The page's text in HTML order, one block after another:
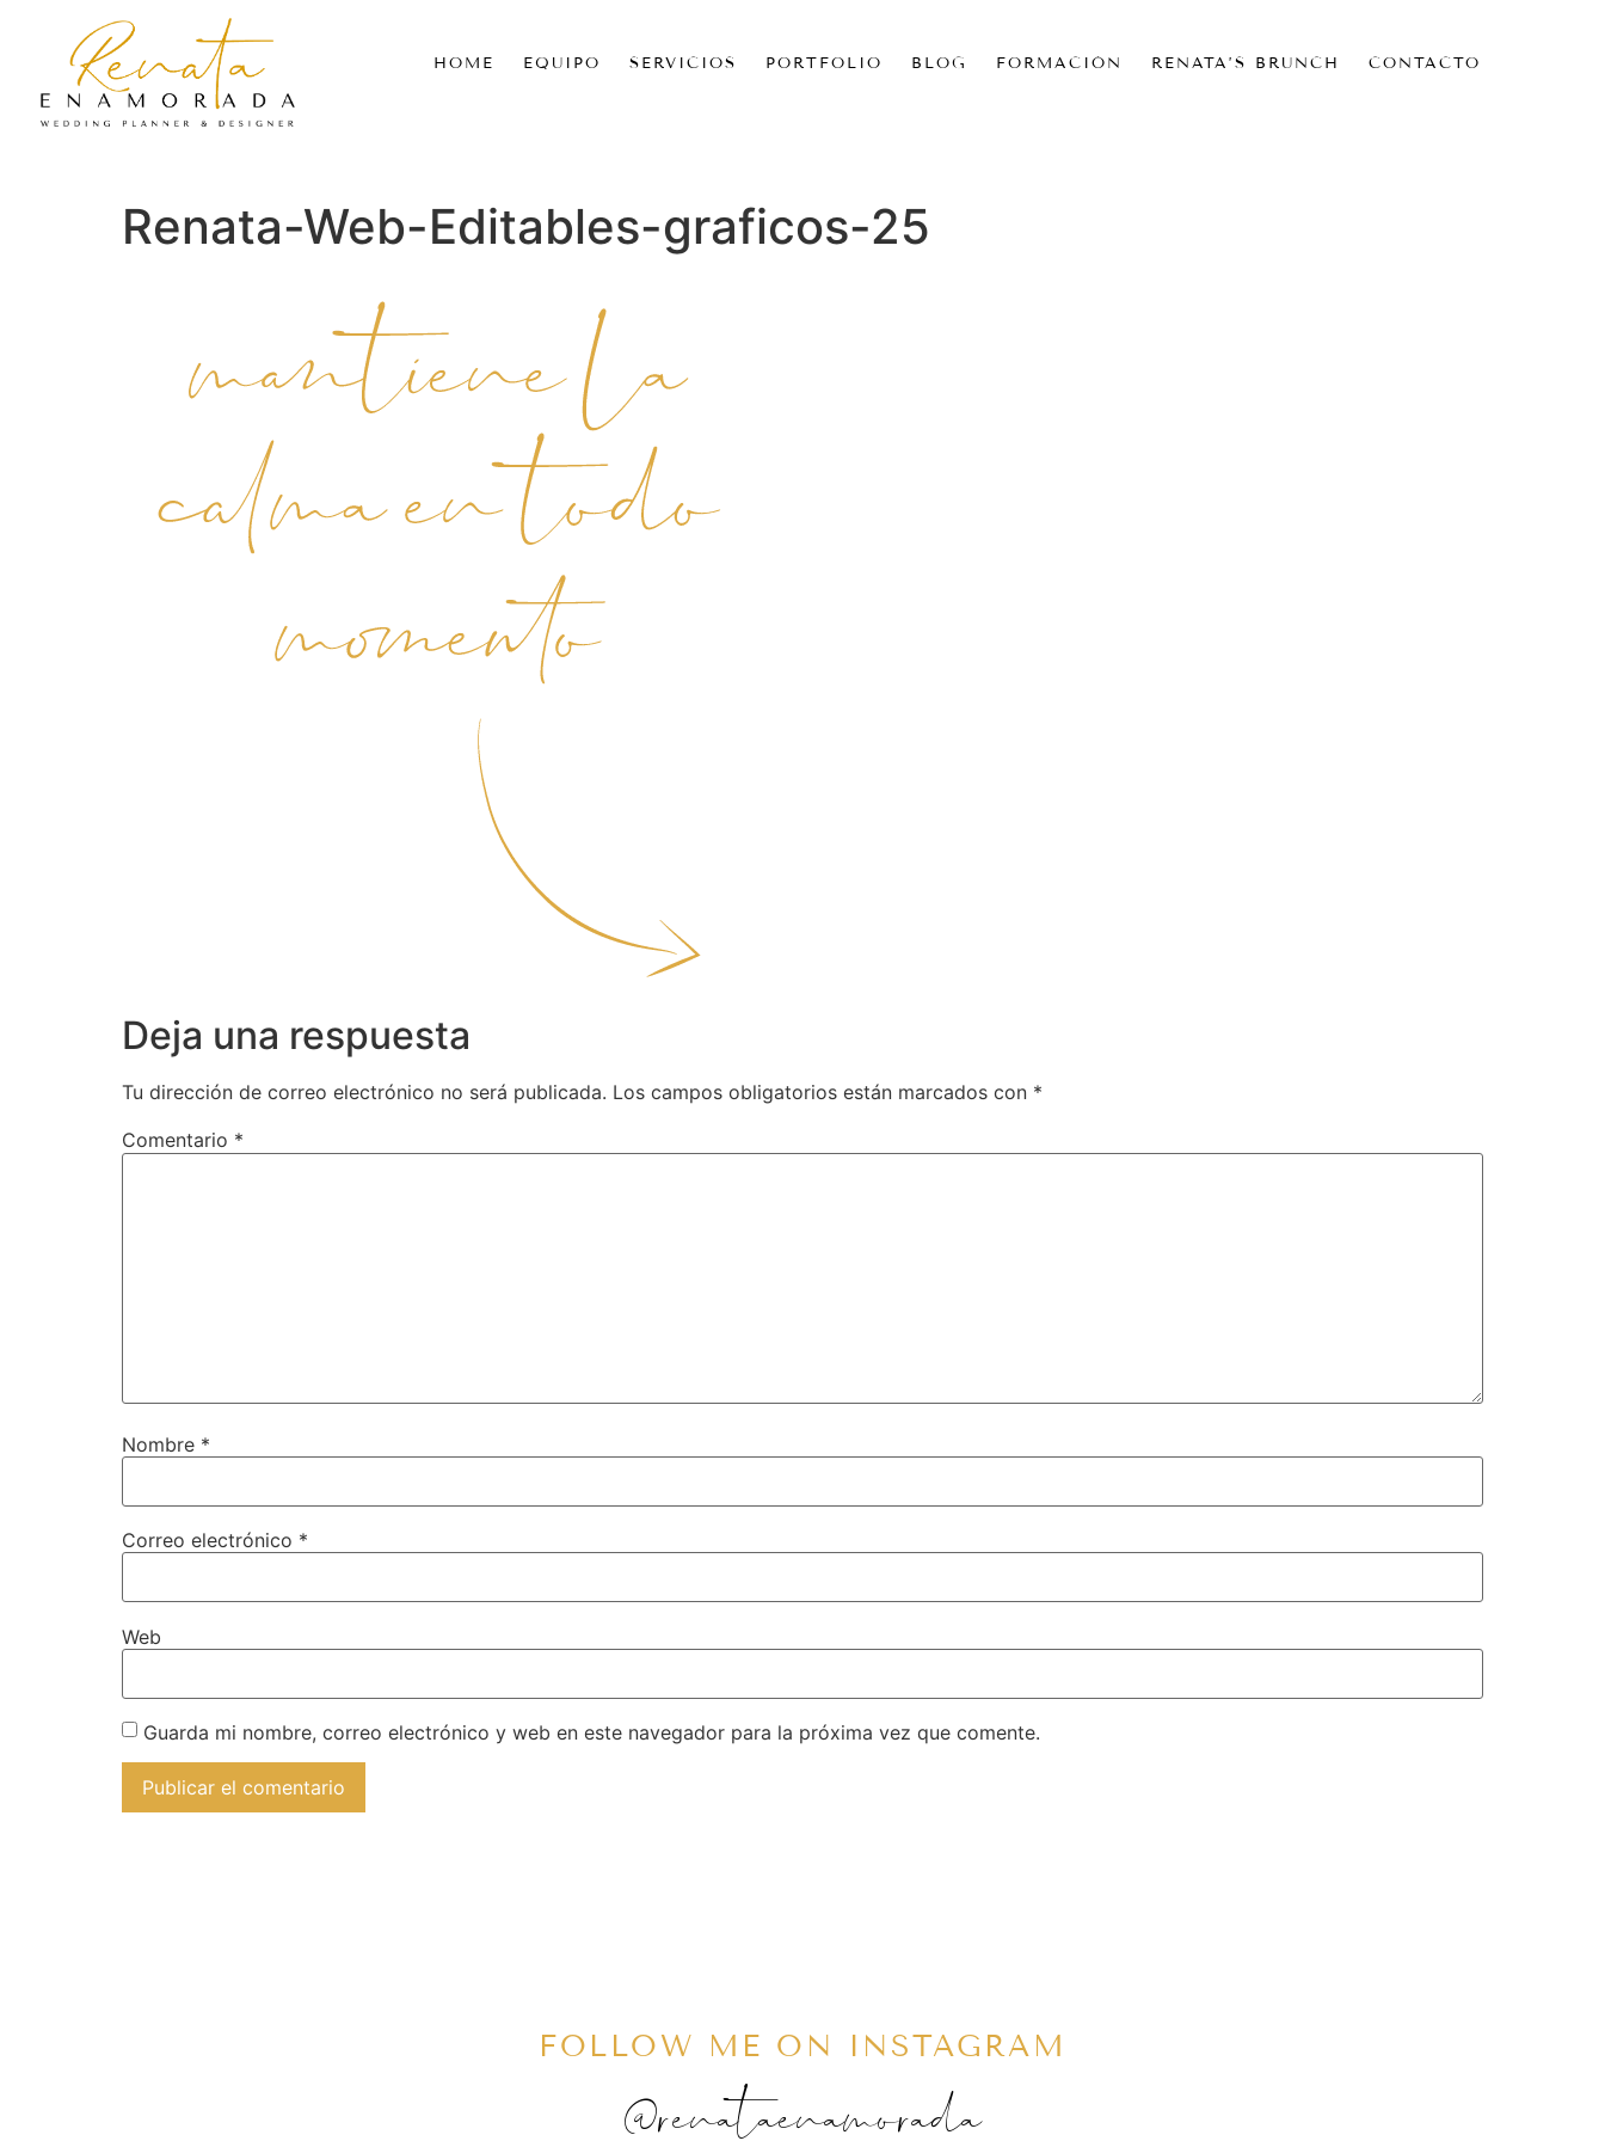
HOME EQUIPO SERVICIOS PORTFOLIO BLOG FORMACIÓN RENATA’S BRUNCH CONTACTO
Renata-Web-Editables-graficos-25
Deja una respuesta
Tu dirección de correo electrónico no será publicada. Los campos obligatorios están marcados con *
Comentario *
Nombre *
Correo electrónico *
Web
Guarda mi nombre, correo electrónico y web en este navegador para la próxima vez que comente.
FOLLOW ME ON INSTAGRAM
@renataenamorada